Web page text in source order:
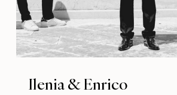
Ilenia & Enrico